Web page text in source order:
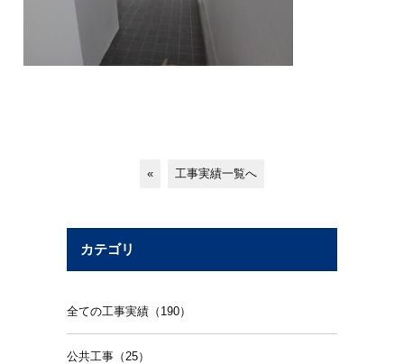
« 工事実績一覧へ
カテゴリ
全ての工事実績（190）
公共工事（25）